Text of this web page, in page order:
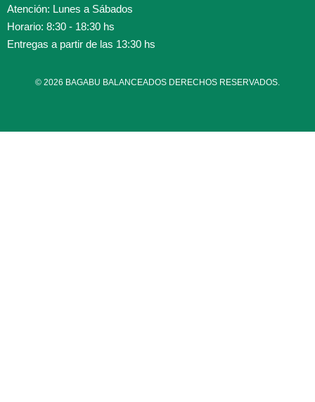
Atención: Lunes a Sábados
Horario: 8:30 - 18:30 hs
Entregas a partir de las 13:30 hs
© 2026 BAGABU BALANCEADOS DERECHOS RESERVADOS.